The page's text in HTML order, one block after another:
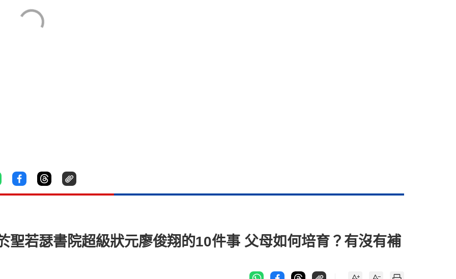
聖若瑟書院超級狀元廖俊翔的10件事 父母如何培育？有沒有補